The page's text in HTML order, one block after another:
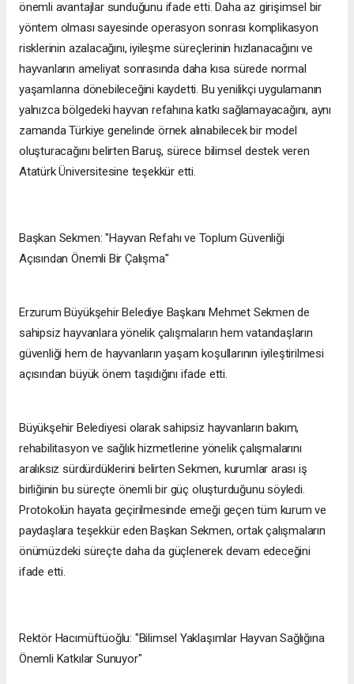
önemli avantajlar sunduğunu ifade etti. Daha az girişimsel bir
yöntem olması sayesinde operasyon sonrası komplikasyon
risklerinin azalacağını, iyileşme süreçlerinin hızlanacağını ve
hayvanların ameliyat sonrasında daha kısa sürede normal
yaşamlarına dönebileceğini kaydetti. Bu yenilikçi uygulamanın
yalnızca bölgedeki hayvan refahına katkı sağlamayacağını, aynı
zamanda Türkiye genelinde örnek alınabilecek bir model
oluşturacağını belirten Baruş, sürece bilimsel destek veren
Atatürk Üniversitesine teşekkür etti.
Başkan Sekmen: "Hayvan Refahı ve Toplum Güvenliği
Açısından Önemli Bir Çalışma"
Erzurum Büyükşehir Belediye Başkanı Mehmet Sekmen de
sahipsiz hayvanlara yönelik çalışmaların hem vatandaşların
güvenliği hem de hayvanların yaşam koşullarının iyileştirilmesi
açısından büyük önem taşıdığını ifade etti.
Büyükşehir Belediyesi olarak sahipsiz hayvanların bakım,
rehabilitasyon ve sağlık hizmetlerine yönelik çalışmalarını
aralıksız sürdürdüklerini belirten Sekmen, kurumlar arası iş
birliğinin bu süreçte önemli bir güç oluşturduğunu söyledi.
Protokolün hayata geçirilmesinde emeği geçen tüm kurum ve
paydaşlara teşekkür eden Başkan Sekmen, ortak çalışmaların
önümüzdeki süreçte daha da güçlenerek devam edeceğini
ifade etti.
Rektör Hacımüftüoğlu: "Bilimsel Yaklaşımlar Hayvan Sağlığına
Önemli Katkılar Sunuyor"